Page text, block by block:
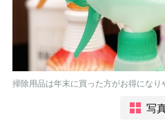
掃除用品は年末に買った方がお得になり
写